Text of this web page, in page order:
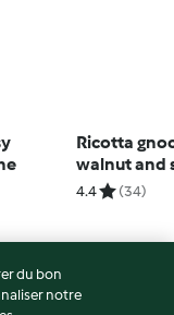
Ricotta
walnut and
pesto
4.4 (34)
du bon
notre